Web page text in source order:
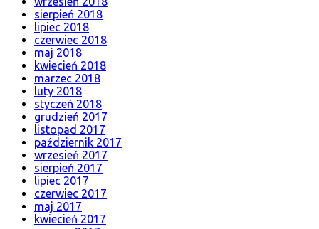
sierpień 2018
lipiec 2018
czerwiec 2018
maj 2018
kwiecień 2018
marzec 2018
luty 2018
styczeń 2018
grudzień 2017
listopad 2017
październik 2017
wrzesień 2017
sierpień 2017
lipiec 2017
czerwiec 2017
maj 2017
kwiecień 2017